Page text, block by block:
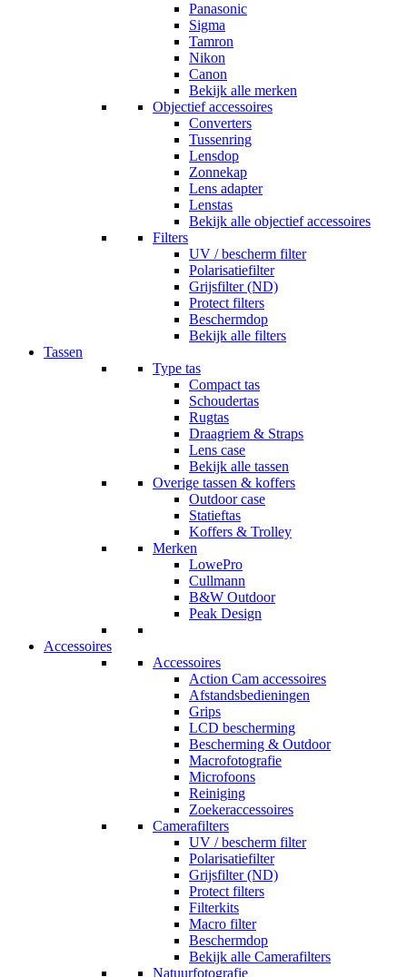
Panasonic
Sigma
Tamron
Nikon
Canon
Bekijk alle merken
Objectief accessoires
Converters
Tussenring
Lensdop
Zonnekap
Lens adapter
Lenstas
Bekijk alle objectief accessoires
Filters
UV / bescherm filter
Polarisatiefilter
Grijsfilter (ND)
Protect filters
Beschermdop
Bekijk alle filters
Tassen
Type tas
Compact tas
Schoudertas
Rugtas
Draagriem & Straps
Lens case
Bekijk alle tassen
Overige tassen & koffers
Outdoor case
Statieftas
Koffers & Trolley
Merken
LowePro
Cullmann
B&W Outdoor
Peak Design
Accessoires
Accessoires
Action Cam accessoires
Afstandsbedieningen
Grips
LCD bescherming
Bescherming & Outdoor
Macrofotografie
Microfoons
Reiniging
Zoekeraccessoires
Camerafilters
UV / bescherm filter
Polarisatiefilter
Grijsfilter (ND)
Protect filters
Filterkits
Macro filter
Beschermdop
Bekijk alle Camerafilters
Natuurfotografie